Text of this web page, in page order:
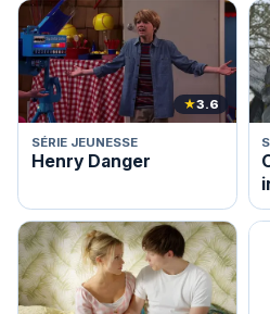
★3.6
SÉRIE JEUNESSE
Henry Danger